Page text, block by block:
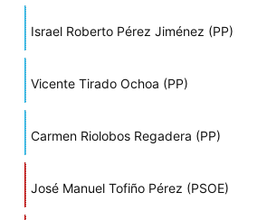
Israel Roberto Pérez Jiménez (PP)
Vicente Tirado Ochoa (PP)
Carmen Riolobos Regadera (PP)
José Manuel Tofiño Pérez (PSOE)